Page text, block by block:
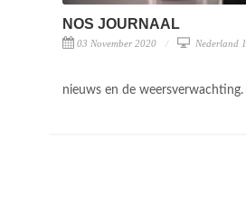
NOS JOURNAAL
03 November 2020 Nederland 1
nieuws en de weersverwachting.